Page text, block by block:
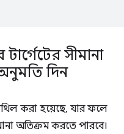
সীমানা
দিন
করা হয়েছে, যার ফলে
অতিক্রম করতে পারবে।